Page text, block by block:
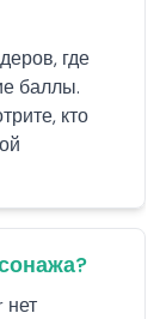
где
баллы.
кто
нет